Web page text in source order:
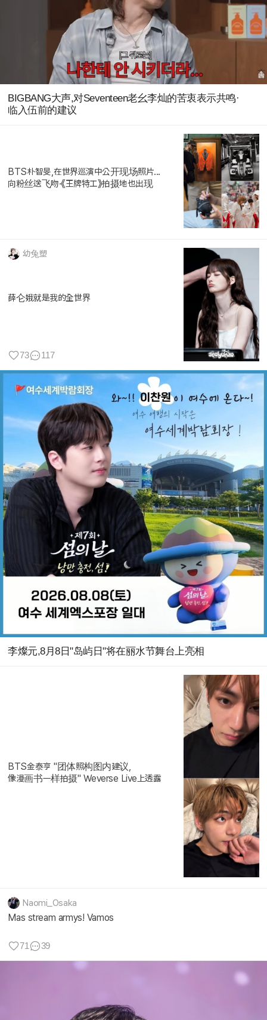
BIGBANG大声,对Seventeen老幺李灿的苦衷表示共鸣·
临入伍前的建议
BTS朴智旻,在世界巡演中公开现场照片...
向粉丝送飞吻·《王牌特工》拍摄地也出现
幼兔塑
薛仑娥就是我的全世界
73 117
李燦元,8月8日"岛屿日"将在丽水节舞台上亮相
BTS金泰亨 "团体照构图内建议,
像漫画书一样拍摄" Weverse Live上透露
Naomi_Osaka
Mas stream armys! Vamos
71 39